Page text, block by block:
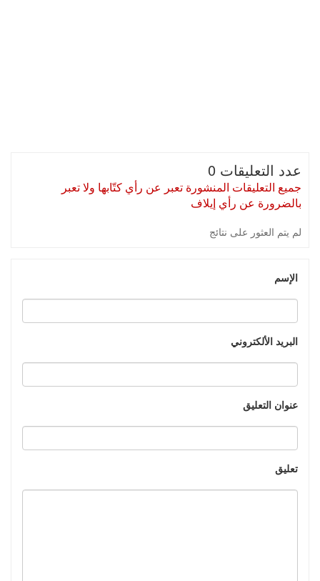
عدد التعليقات 0
جميع التعليقات المنشورة تعبر عن رأي كتّابها ولا تعبر
بالضرورة عن رأي إيلاف
لم يتم العثور على نتائج
الإسم
البريد الألكتروني
عنوان التعليق
تعليق